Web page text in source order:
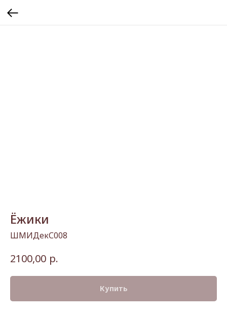
Ёжики
ШМИДекС008
2100,00 р.
Купить